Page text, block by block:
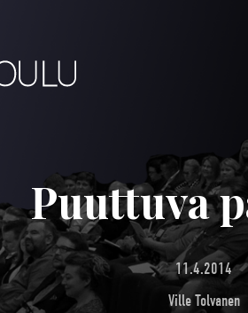
Puuttuva
11.4.2014
Ville Tolvanen